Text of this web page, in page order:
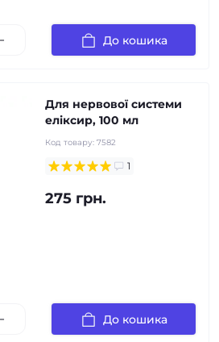
До кошика
Для нервової системи
еліксир, 100 мл
Код товару: 7582
1
275 грн.
До кошика